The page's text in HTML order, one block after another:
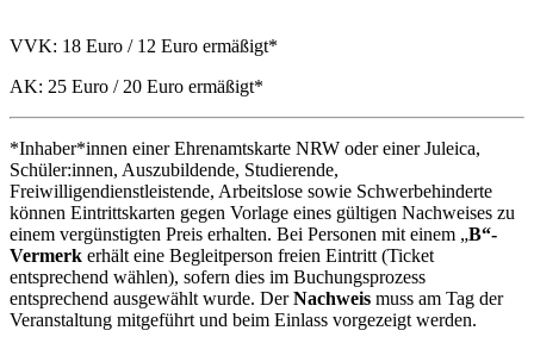
VVK: 18 Euro / 12 Euro ermäßigt*
AK: 25 Euro / 20 Euro ermäßigt*
*Inhaber*innen einer Ehrenamtskarte NRW oder einer Juleica,
Schüler:innen, Auszubildende, Studierende,
Freiwilligendienstleistende, Arbeitslose sowie Schwerbehinderte
können Eintrittskarten gegen Vorlage eines gültigen Nachweises zu
einem vergünstigten Preis erhalten. Bei Personen mit einem „B“-
Vermerk erhält eine Begleitperson freien Eintritt (Ticket
entsprechend wählen), sofern dies im Buchungsprozess
entsprechend ausgewählt wurde. DerNachweis muss am Tag der
Veranstaltung mitgeführt und beim Einlass vorgezeigt werden.